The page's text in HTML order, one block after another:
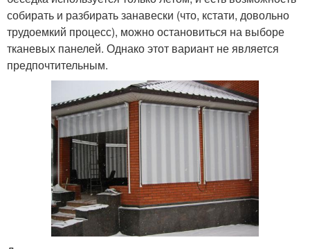
собирать и разбирать занавески (что, кстати, довольно
трудоемкий процесс), можно остановиться на выборе
тканевых панелей. Однако этот вариант не является
предпочтительным.